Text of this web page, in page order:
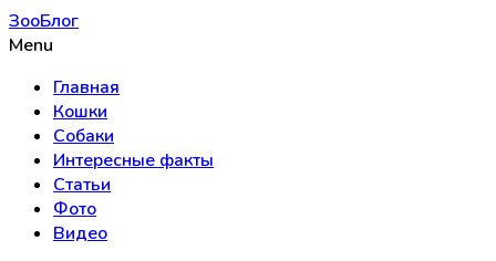
ЗооБлог
Menu
Главная
Кошки
Собаки
Интересные факты
Статьи
Фото
Видео